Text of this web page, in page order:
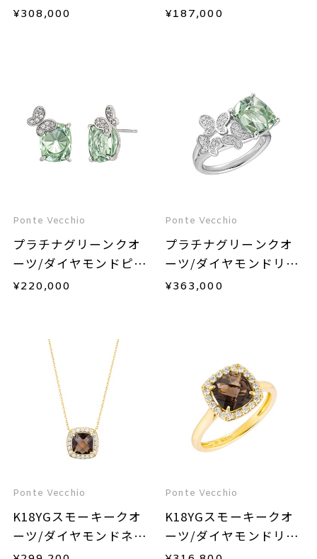
¥308,000
クレス
¥187,000
Ponte Vecchio
プラチナグリーンクオ
ーツ/ダイヤモンドピア
ス
¥220,000
Ponte Vecchio
プラチナグリーンクオ
ーツ/ダイヤモンドリン
グ
¥363,000
Ponte Vecchio
K18YGスモーキークオ
ーツ/ダイヤモンドネッ
クレス
Ponte Vecchio
K18YGスモーキークオ
ーツ/ダイヤモンドリン
グ